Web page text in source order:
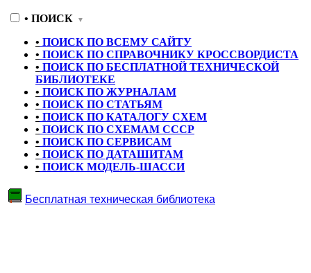
• ПОИСК ▼
• ПОИСК ПО ВСЕМУ САЙТУ
• ПОИСК ПО СПРАВОЧНИКУ КРОССВОРДИСТА
• ПОИСК ПО БЕСПЛАТНОЙ ТЕХНИЧЕСКОЙ
БИБЛИОТЕКЕ
• ПОИСК ПО ЖУРНАЛАМ
• ПОИСК ПО СТАТЬЯМ
• ПОИСК ПО КАТАЛОГУ СХЕМ
• ПОИСК ПО СХЕМАМ СССР
• ПОИСК ПО СЕРВИСАМ
• ПОИСК ПО ДАТАШИТАМ
• ПОИСК МОДЕЛЬ-ШАССИ
Бесплатная техническая библиотека